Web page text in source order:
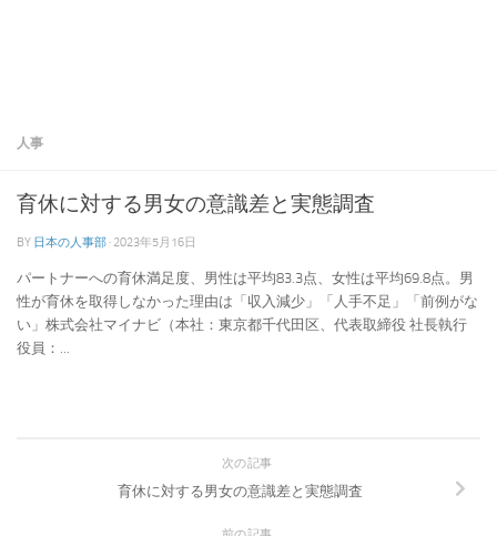
人事
育休に対する男女の意識差と実態調査
BY 日本の人事部 · 2023年5月16日
パートナーへの育休満足度、男性は平均83.3点、女性は平均69.8点。男
性が育休を取得しなかった理由は「収入減少」「人手不足」「前例がな
い」株式会社マイナビ（本社：東京都千代田区、代表取締役 社長執行
役員：...
次の記事
育休に対する男女の意識差と実態調査